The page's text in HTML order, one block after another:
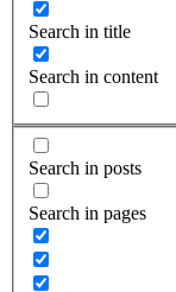
Search in title
Search in content
Search in posts
Search in pages